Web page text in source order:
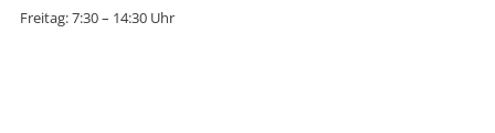
Freitag: 7:30 – 14:30 Uhr